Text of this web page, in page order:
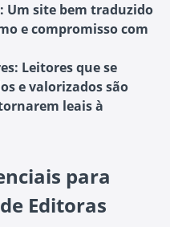
Um site bem traduzido
e compromisso com
Leitores que se
e valorizados são
leais à
para
Editoras